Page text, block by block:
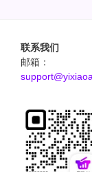
联系我们
邮箱：